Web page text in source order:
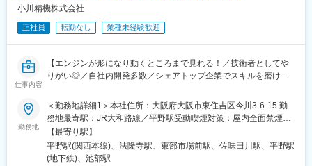
■組織構成 経理課（6名）
課長：1名（40代）、係長：1名（40代）、メンバークラス：1名
（30代）、2名（20代）、派遣社員1名
小川精機株式会社
正社員 転勤なし 業種未経験歓迎
仕事内容
【エンジンが形になり動くところまで見れる！／技術者としてや
りがい◎／自社内開発多数／シェアトップ企業でスキルを磨けま
ラジコンやドローン等に使われる小型エンジンを開発している当
社にて、レシプロエンジンの製品開発をお任せします。
＜具体的には＞
・製品仕様の確認/打ち合わせ(機能・サイズ・製造コスト等)
・要件/要求仕様の定義(機能・サイズ等)
勤務地
＜勤務地詳細1＞本社住所：大阪府大阪市東住吉区今川3-6-15 勤
務地最寄駅：JR大和路線／平野駅受動喫煙対策：屋内全面禁煙＜
勤務地詳細2＞奈良工場住所：奈良県生駒郡安堵町窪田734番4 勤
務地最寄駅：JR大和路線／法隆寺駅受動喫煙対策：屋内全面禁煙
【最寄り駅】
平野駅(関西本線)、法隆寺駅、東部市場前駅、佐味田川駅、平野駅
(地下鉄)、池部駅